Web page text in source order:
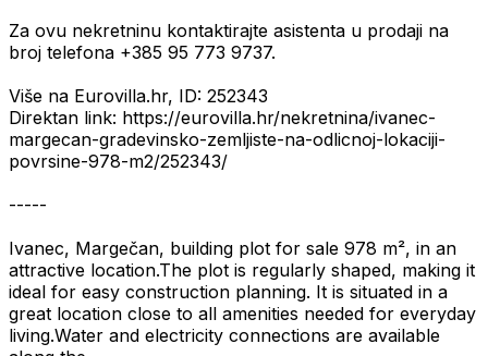
Za ovu nekretninu kontaktirajte asistenta u prodaji na
broj telefona +385 95 773 9737.
Više na Eurovilla.hr, ID: 252343
Direktan link: https://eurovilla.hr/nekretnina/ivanec-
margecan-gradevinsko-zemljiste-na-odlicnoj-lokaciji-
povrsine-978-m2/252343/
-----
Ivanec, Margečan, building plot for sale 978 m², in an
attractive location.The plot is regularly shaped, making it
ideal for easy construction planning. It is situated in a
great location close to all amenities needed for everyday
living.Water and electricity connections are available